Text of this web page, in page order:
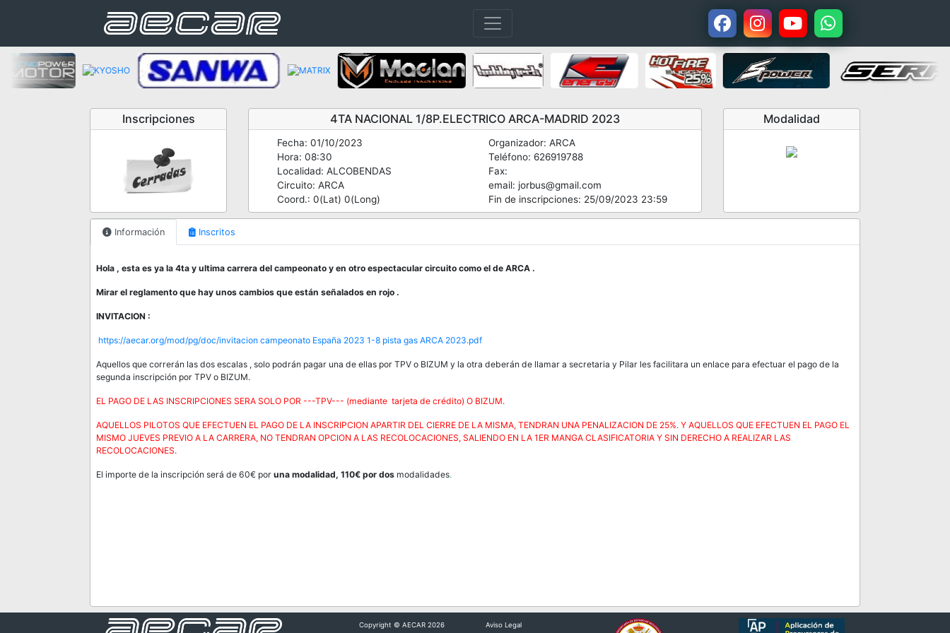
Inscripciones 4TA NACIONAL 1/8P.ELECTRICO ARCA-MADRID 2023
Fecha: 01/10/2023
Organizador: ARCA
Hora: 08:30
Teléfono: 626919788
Localidad: ALCOBENDAS
Fax:
Circuito: ARCA
email: jorbus@gmail.com
Coord.: 0(Lat) 0(Long)
Fin de inscripciones: 25/09/2023 23:59
Modalidad
Información Inscritos
Hola , esta es ya la 4ta y ultima carrera del campeonato y en otro espectacular circuito como el de ARCA .
Mirar el reglamento que hay unos cambios que están señalados en rojo .
INVITACION :
https://aecar.org/mod/pg/doc/invitacion campeonato España 2023 1-8 pista gas ARCA 2023.pdf
Aquellos que correrán las dos escalas , solo podrán pagar una de ellas por TPV o BIZUM y la otra deberán de llamar a secretaria y Pilar les facilitara un enlace para efectuar el pago de la
segunda inscripción por TPV o BIZUM.
EL PAGO DE LAS INSCRIPCIONES SERA SOLO POR ---TPV--- (mediante tarjeta de crédito) O BIZUM.
AQUELLOS PILOTOS QUE EFECTUEN EL PAGO DE LA INSCRIPCION APARTIR DEL CIERRE DE LA MISMA, TENDRAN UNA PENALIZACION DE 25%. Y AQUELLOS QUE EFECTUEN EL PAGO EL
MISMO JUEVES PREVIO A LA CARRERA, NO TENDRAN OPCION A LAS RECOLOCACIONES, SALIENDO EN LA 1ER MANGA CLASIFICATORIA Y SIN DERECHO A REALIZAR LAS
RECOLOCACIONES.
El importe de la inscripción será de 60€ poruna modalidad, 110€ por dos modalidades.
Copyright © AECAR 2026 Aviso Legal